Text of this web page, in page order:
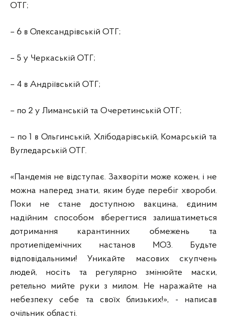
ОТГ;
– 6 в Олександрівській ОТГ;
– 5 у Черкаській ОТГ;
– 4 в Андріївській ОТГ;
– по 2 у Лиманській та Очеретинській ОТГ;
– по 1 в Ольгинській, Хлібодарівській, Комарській та
Вугледарській ОТГ.
«Пандемія не відступає. Захворіти може кожен, і не
можна наперед знати, яким буде перебіг хвороби.
Поки не стане доступною вакцина, єдиним
надійним способом вберегтися залишатиметься
дотримання карантинних обмежень та
протиепідемічних настанов МОЗ. Будьте
відповідальними! Уникайте масових скупчень
людей, носіть та регулярно змінюйте маски,
ретельно мийте руки з милом. Не наражайте на
небезпеку себе та своїх близьких!», - написав
очільник області.